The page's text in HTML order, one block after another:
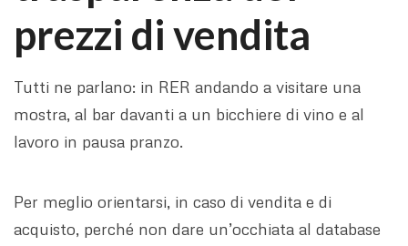
prezzi di vendita
Tutti ne parlano: in RER andando a visitare una
mostra, al bar davanti a un bicchiere di vino e al
lavoro in pausa pranzo.
Per meglio orientarsi, in caso di vendita e di
acquisto, perché non dare un’occhiata al database